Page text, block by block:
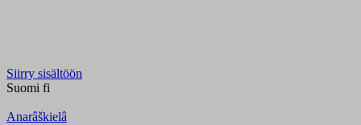
Siirry sisältöön
Suomi fi
Anarâškielâ